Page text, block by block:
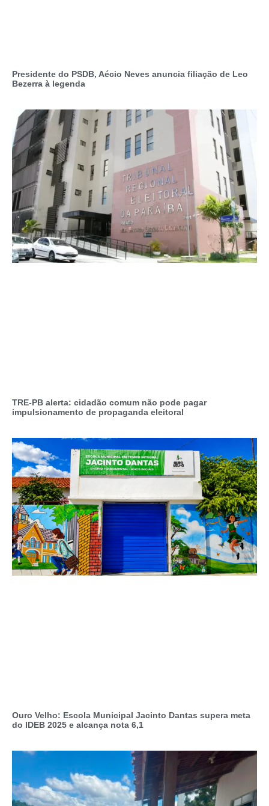
Presidente do PSDB, Aécio Neves anuncia filiação de Leo
Bezerra à legenda
TRE-PB alerta: cidadão comum não pode pagar
impulsionamento de propaganda eleitoral
Ouro Velho: Escola Municipal Jacinto Dantas supera meta
do IDEB 2025 e alcança nota 6,1